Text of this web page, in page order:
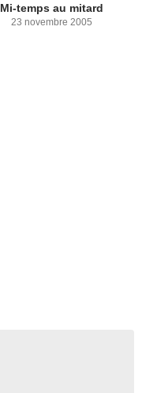
Mi-temps au mitard
23 novembre 2005